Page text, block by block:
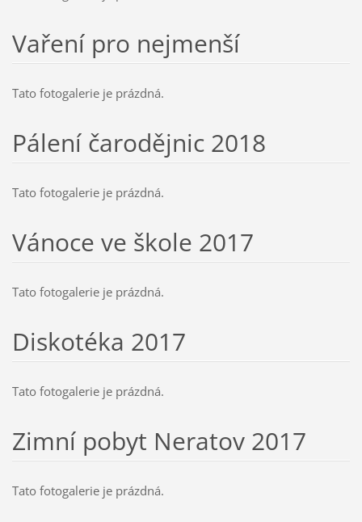
Vaření pro nejmenší
Tato fotogalerie je prázdná.
Pálení čarodějnic 2018
Tato fotogalerie je prázdná.
Vánoce ve škole 2017
Tato fotogalerie je prázdná.
Diskotéka 2017
Tato fotogalerie je prázdná.
Zimní pobyt Neratov 2017
Tato fotogalerie je prázdná.